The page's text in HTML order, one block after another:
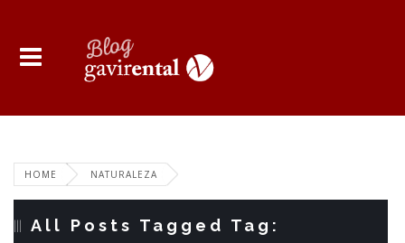
HOME NATURALEZA
All Posts Tagged Tag: